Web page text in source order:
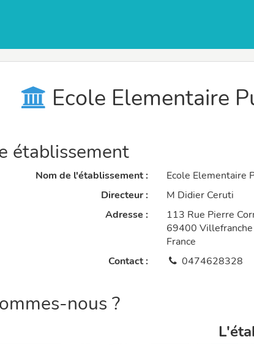
Ecole Elementaire
établissement
Nom de l'établissement :
Ecole Elementaire
Directeur :
M Didier Ceruti
Adresse :
113 Rue Pierre
69400 Villefranche
France
Contact :
0474628328
nous ?